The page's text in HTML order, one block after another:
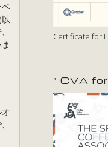
Certificate for
” CVA